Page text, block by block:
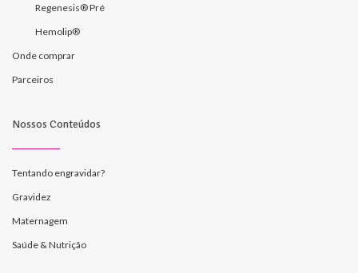
Regenesis® Pré
Hemolip®
Onde comprar
Parceiros
Nossos Conteúdos
Tentando engravidar?
Gravidez
Maternagem
Saúde & Nutrição